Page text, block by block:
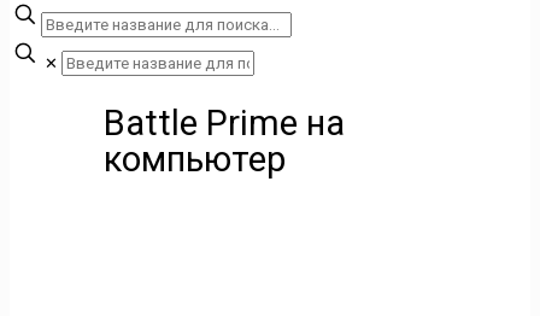
✕
Battle Prime на
компьютер